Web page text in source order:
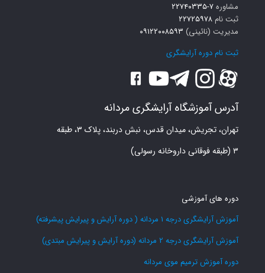
مشاوره۷-۲۲۷۴۰۳۳۵
ثبت نام ۲۲۷۲۵۹۷۸
مدیریت (نائینی) ۰۹۱۲۲۰۰۸۵۹۳
ثبت نام دوره آرایشگری
آدرس آموزشگاه آرایشگری مردانه
تهران، تجریش، میدان قدس، نبش دربند، پلاک ۳، طبقه
۳ (طبقه فوقانی داروخانه رسولی)
دوره های آموزشی
آموزش آرایشگری درجه 1 مردانه ( دوره آرایش و پیرایش پیشرفته)
آموزش آرایشگری درجه 2 مردانه (دوره آرایش و پیرایش مبتدی)
دوره آموزش ترمیم موی مردانه